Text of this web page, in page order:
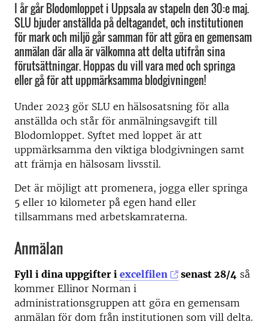
I år går Blodomloppet i Uppsala av stapeln den 30:e maj.
SLU bjuder anställda på deltagandet, och institutionen
för mark och miljö går samman för att göra en gemensam
anmälan där alla är välkomna att delta utifrån sina
förutsättningar. Hoppas du vill vara med och springa
eller gå för att uppmärksamma blodgivningen!
Under 2023 gör SLU en hälsosatsning för alla
anställda och står för anmälningsavgift till
Blodomloppet. Syftet med loppet är att
uppmärksamma den viktiga blodgivningen samt
att främja en hälsosam livsstil.
Det är möjligt att promenera, jogga eller springa
5 eller 10 kilometer på egen hand eller
tillsammans med arbetskamraterna.
Anmälan
Fyll i dina uppgifter i excelfilen senast 28/4 så
kommer Ellinor Norman i
administrationsgruppen att göra en gemensam
anmälan för dom från institutionen som vill delta.